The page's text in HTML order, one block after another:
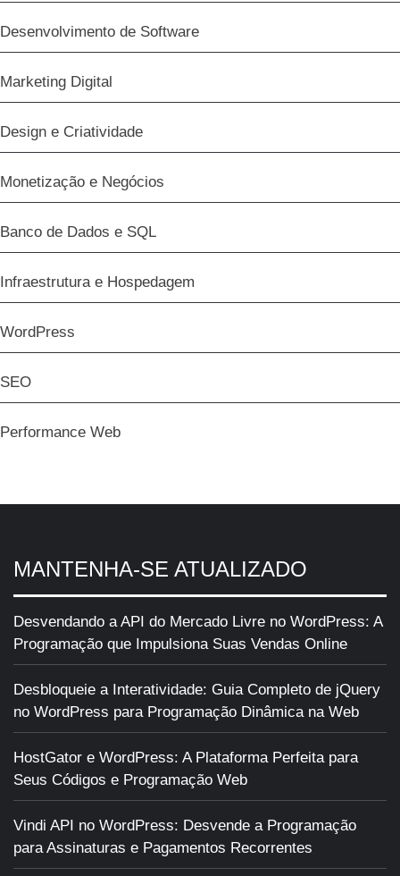
Desenvolvimento de Software
Marketing Digital
Design e Criatividade
Monetização e Negócios
Banco de Dados e SQL
Infraestrutura e Hospedagem
WordPress
SEO
Performance Web
MANTENHA-SE ATUALIZADO
Desvendando a API do Mercado Livre no WordPress: A
Programação que Impulsiona Suas Vendas Online
Desbloqueie a Interatividade: Guia Completo de jQuery
no WordPress para Programação Dinâmica na Web
HostGator e WordPress: A Plataforma Perfeita para
Seus Códigos e Programação Web
Vindi API no WordPress: Desvende a Programação
para Assinaturas e Pagamentos Recorrentes